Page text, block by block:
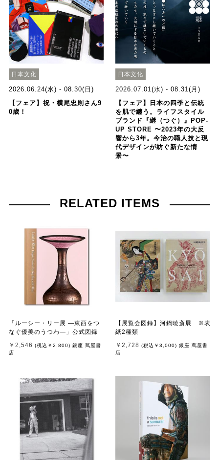
日本文化
2026.06.24(水) - 08.30(日)
【フェア】祝・横尾忠則さん9
0歳！
日本文化
2026.07.01(水) - 08.31(月)
【フェア】日本の四季と伝統
を肌で纏う。ライフスタイル
ブランド『継（つぐ）』POP-
UP STORE 〜2023年の大反
響から3年。今治の職人技と現
代デザインが紡ぐ新たな情
景〜
RELATED ITEMS
「ルーシー・リー展 ―東西をつ
なぐ優美のうつわ―」公式図録
￥2,546 (税込 ￥2,800) 銀座 蔦屋書
店
【展覧会図録】河鍋暁斎展 ※表
紙2種類
￥2,728 (税込 ￥3,000) 銀座 蔦屋書
店